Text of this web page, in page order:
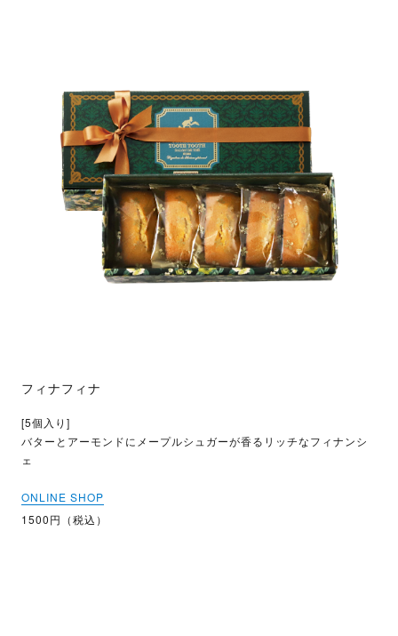
フィナフィナ
[5個入り]
バターとアーモンドにメープルシュガーが香るリッチなフィナンシ
ェ
ONLINE SHOP
1500円（税込）